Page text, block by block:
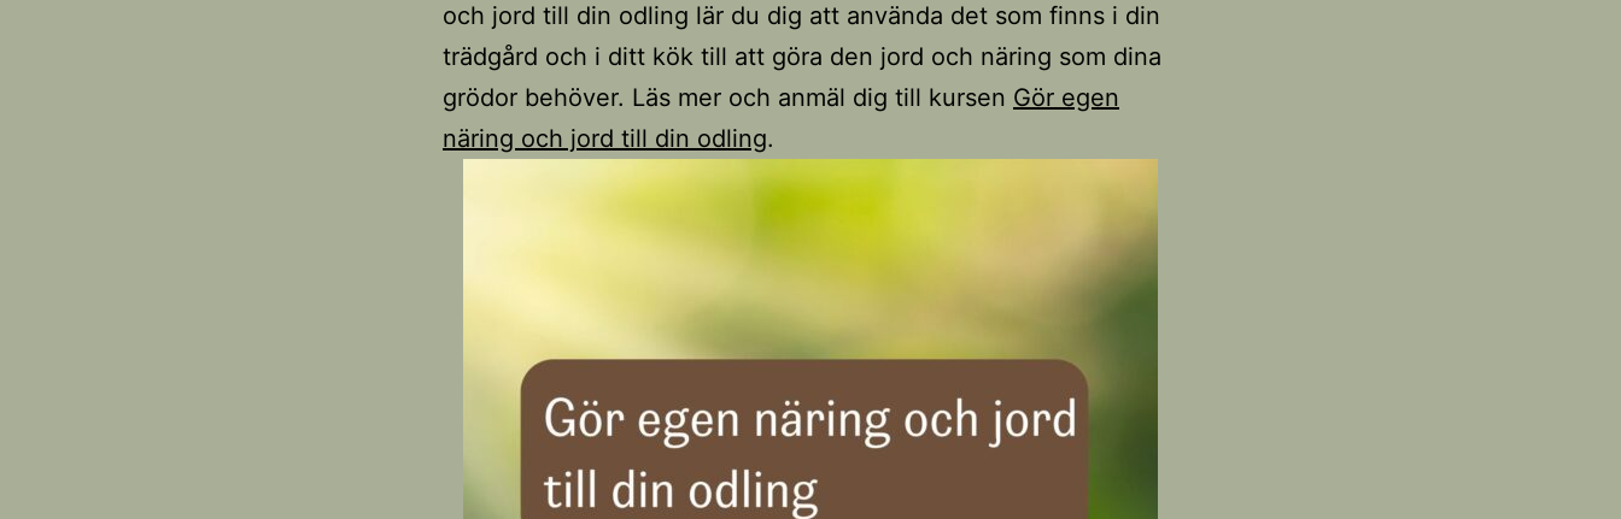
och jord till din odling lär du dig att använda det som finns i din
trädgård och i ditt kök till att göra den jord och näring som dina
grödor behöver. Läs mer och anmäl dig till kursen Gör egen
näring och jord till din odling.